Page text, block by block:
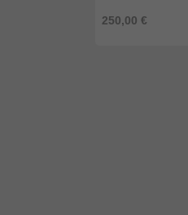
250,00 €
vollständig